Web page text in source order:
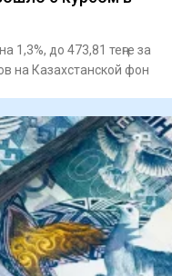
1,3%, до 473,81 теңге за
на Казахстанской фон